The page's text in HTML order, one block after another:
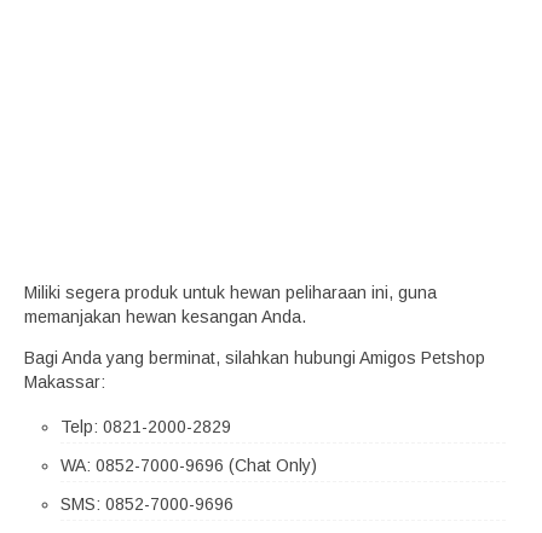
Miliki segera produk untuk hewan peliharaan ini, guna
memanjakan hewan kesangan Anda.
Bagi Anda yang berminat, silahkan hubungi Amigos Petshop
Makassar:
Telp: 0821-2000-2829
WA: 0852-7000-9696 (Chat Only)
SMS: 0852-7000-9696